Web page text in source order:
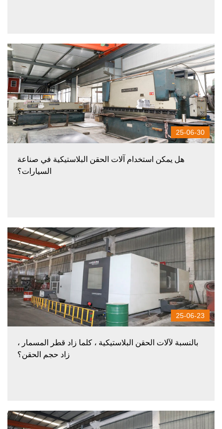
25-06-30
هل يمكن استخدام آلات الحقن البلاستيكية في صناعة
السيارات؟
25-06-23
بالنسبة لآلات الحقن البلاستيكية ، كلما زاد قطر المسمار ،
زاد حجم الحقن؟